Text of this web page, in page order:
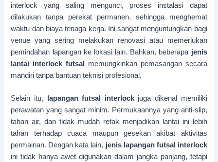
interlock yang saling mengunci, proses instalasi dapat
dilakukan tanpa perekat permanen, sehingga menghemat
waktu dan biaya tenaga kerja. Ini sangat menguntungkan bagi
venue yang sering melakukan renovasi atau memerlukan
pemindahan lapangan ke lokasi lain. Bahkan, beberapa jenis
lantai interlock futsal
memungkinkan pemasangan secara
mandiri tanpa bantuan teknisi profesional.
Selain itu, lapangan futsal interlockjuga dikenal memiliki
perawatan yang sangat minim. Permukaannya yang anti-slip,
tahan air, dan tidak mudah retak menjadikan lantai ini lebih
tahan terhadap cuaca maupun gesekan akibat aktivitas
permainan. Dengan kata lain, jenis lapangan futsal interlock
ini tidak hanya awet digunakan dalam jangka panjang, tetapi